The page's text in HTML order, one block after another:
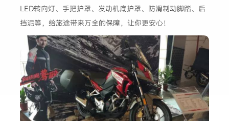
LED转向灯、手把护罩、发动机底护罩、防滑制动脚踏、后
挡泥等，给旅途带来万全的保障，让你更安心！